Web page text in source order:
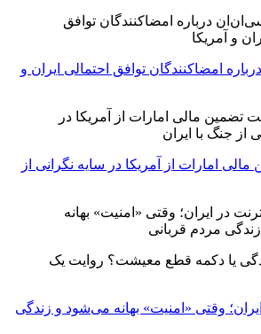
امضاکنندگان توافق احتمالی ایران و
امارات از آمریکا در سایه نگرانی از
زندگی یا دکمه قطع معیشت؟ روایت یک
وقتی «امنیت» بهانه می‌شود و زندگی